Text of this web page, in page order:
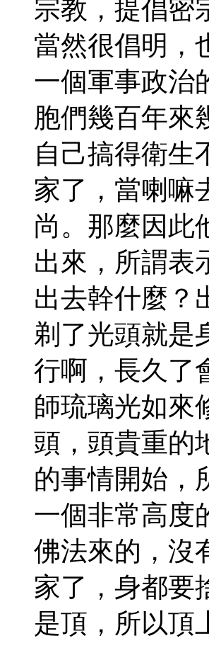
宗教，提倡密
當然很倡明，
一個軍事政治
胞們幾百年來
自己搞得衛生
家了，當喇嘛
尚。那麼因此
出來，所謂表
出去幹什麼？
剃了光頭就是
行啊，長久了
師琉璃光如來
頭，頭貴重的
的事情開始，
一個非常高度
佛法來的，沒
家了，身都要
是頂，所以頂